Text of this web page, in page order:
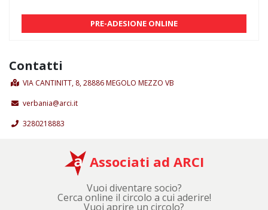
PRE-ADESIONE ONLINE
Contatti
VIA CANTINITT, 8, 28886 MEGOLO MEZZO VB
verbania@arci.it
3280218883
Associati ad ARCI
Vuoi diventare socio?
Cerca online il circolo a cui aderire!
Vuoi aprire un circolo?